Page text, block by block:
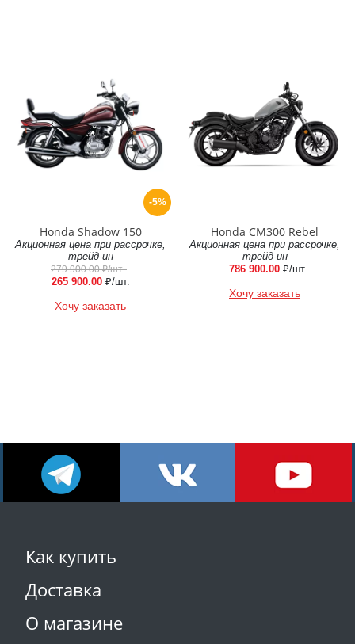
-5%
Honda Shadow 150
Акционная цена при рассрочке,
трейд-ин
279 900.00₽/шт.
265 900.00 ₽/шт.
Хочу заказать
Honda CM300 Rebel
Акционная цена при рассрочке,
трейд-ин
786 900.00 ₽/шт.
Хочу заказать
Как купить
Доставка
О магазине